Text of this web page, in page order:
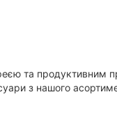
та продуктивним
з нашого